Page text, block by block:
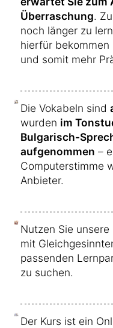
Überraschung.
noch länger zu
hierfür
und somit mehr
Die Vokabeln sind
wurden im
Bulgarisch-
aufgenommen –
Computerstimme
Anbieter.
Nutzen Sie unsere
mit
passenden
zu suchen.
Der Kurs ist ein